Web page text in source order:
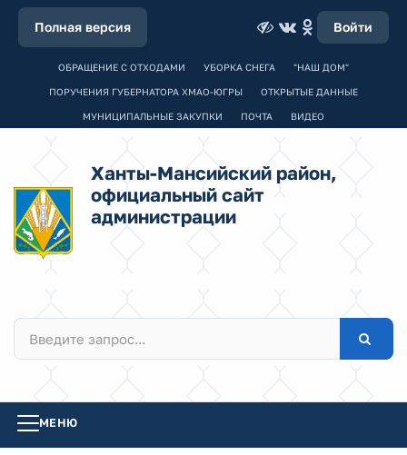
Полная версия Войти
ОБРАЩЕНИЕ С ОТХОДАМИ УБОРКА СНЕГА "НАШ ДОМ"
ПОРУЧЕНИЯ ГУБЕРНАТОРА ХМАО-ЮГРЫ ОТКРЫТЫЕ ДАННЫЕ
МУНИЦИПАЛЬНЫЕ ЗАКУПКИ ПОЧТА ВИДЕО
Ханты-Мансийский район,
официальный сайт
администрации
МЕНЮ